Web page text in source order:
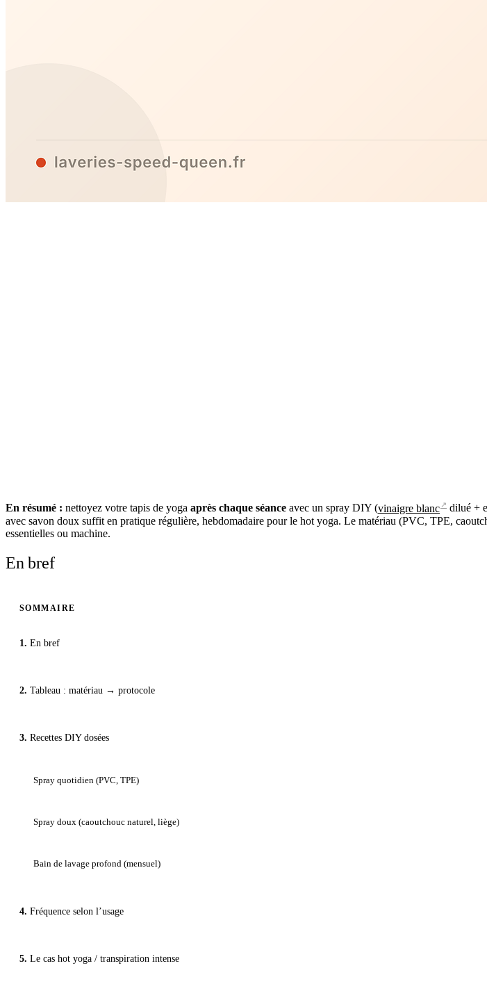
En résumé : nettoyez votre tapis de yoga après chaque séance avec un spray DIY (vinaigre blanc ↗ dilué +
avec savon doux suffit en pratique régulière, hebdomadaire pour le hot yoga. Le matériau (PVC, TPE,
essentielles ou machine.
En bref
SOMMAIRE
En bref
Tableau : matériau → protocole
Recettes DIY dosées
Spray quotidien (PVC, TPE)
Spray doux (caoutchouc naturel, liège)
Bain de lavage profond (mensuel)
Fréquence selon l’usage
Le cas hot yoga / transpiration intense